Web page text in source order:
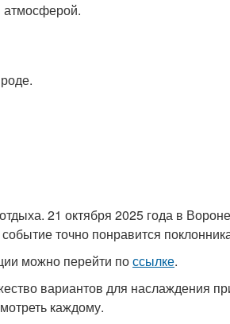
атмосферой.
21 октября 2025 года в
точно понравится
можно перейти поссылке.
вариантов для наслаждения
каждому.